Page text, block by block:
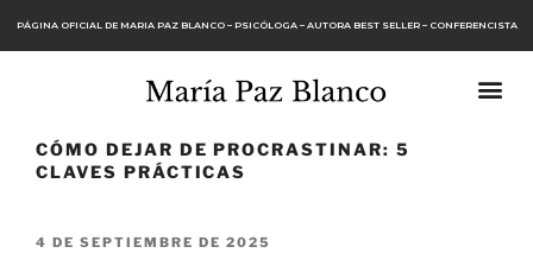
PÁGINA OFICIAL DE MARIA PAZ BLANCO – PSICÓLOGA – AUTORA BEST SELLER – CONFERENCISTA
CÓMO DEJAR DE PROCRASTINAR: 5
CLAVES PRÁCTICAS
4 DE SEPTIEMBRE DE 2025